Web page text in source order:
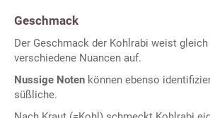
Geschmack
Der Geschmack der Kohlrabi weist
verschiedene Nuancen auf.
Nussige Noten können ebenso
süßliche.